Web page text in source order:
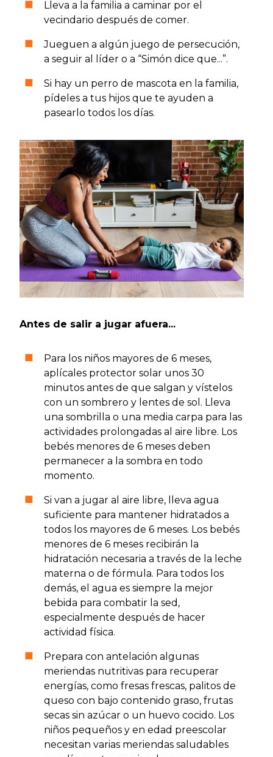
Lleva a la familia a caminar por el
vecindario después de comer.
Jueguen a algún juego de persecución,
a seguir al líder o a “Simón dice que...”.
Si hay un perro de mascota en la familia,
pídeles a tus hijos que te ayuden a
pasearlo todos los días.
Antes de salir a jugar afuera...
Para los niños mayores de 6 meses,
aplícales protector solar unos 30
minutos antes de que salgan y vístelos
con un sombrero y lentes de sol. Lleva
una sombrilla o una media carpa para las
actividades prolongadas al aire libre. Los
bebés menores de 6 meses deben
permanecer a la sombra en todo
momento.
Si van a jugar al aire libre, lleva agua
suficiente para mantener hidratados a
todos los mayores de 6 meses. Los bebés
menores de 6 meses recibirán la
hidratación necesaria a través de la leche
materna o de fórmula. Para todos los
demás, el agua es siempre la mejor
bebida para combatir la sed,
especialmente después de hacer
actividad física.
Prepara con antelación algunas
meriendas nutritivas para recuperar
energías, como fresas frescas, palitos de
queso con bajo contenido graso, frutas
secas sin azúcar o un huevo cocido. Los
niños pequeños y en edad preescolar
necesitan varias meriendas saludables